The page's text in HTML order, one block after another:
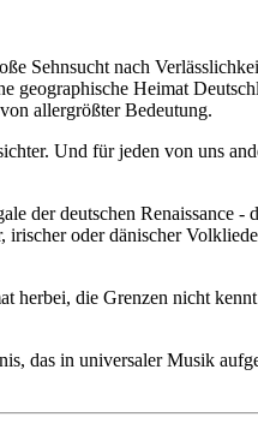
Sehnsucht nach
Heimat
allergrößter Bedeutung.
Und für jeden von uns
der deutschen Renaissance
oder dänischer
die Grenzen nicht
das in universaler Musik